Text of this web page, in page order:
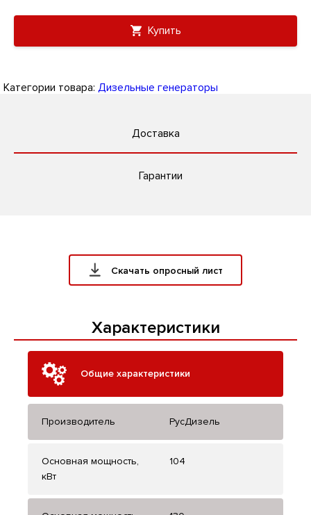
Купить
Категории товара: Дизельные генераторы
Доставка
Гарантии
Скачать опросный лист
Характеристики
Общие характеристики
Производитель РусДизель
Основная мощность,
кВт
104